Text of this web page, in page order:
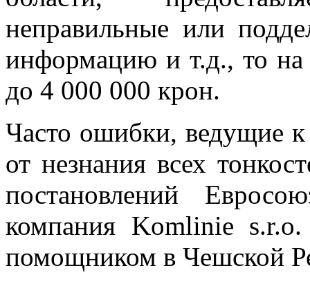
неправильные или
информацию и т.д., то на
до 4 000 000 крон.
Часто ошибки, ведущие
от незнания всех
постановлений
компания Komlinie
помощником в Чешской